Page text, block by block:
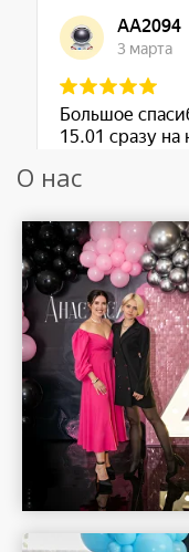
Шар Удачи
О нас